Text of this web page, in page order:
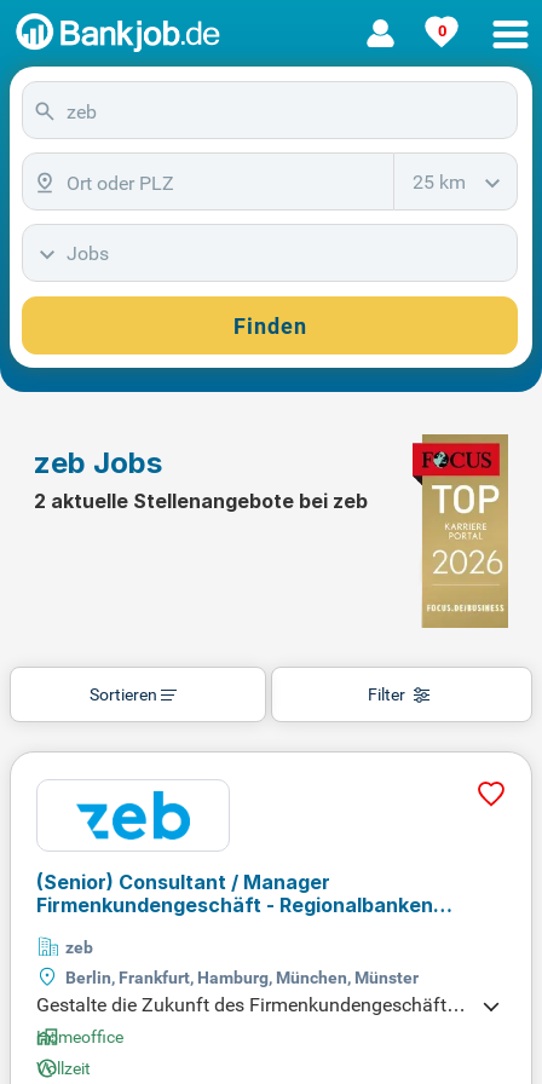
0
25 km
Jobs
Finden
zeb Jobs
2 aktuelle Stellenangebote bei zeb
Filter
Sortieren
(Senior) Consultant / Manager
Firmenkundengeschäft - Regionalbanken
zeb
Berlin, Frankfurt, Hamburg, München, Münster
Gestalte die Zukunft des Firmenkundengeschäfts i
n Sparkassen und Genossenschaftsbanken aktiv
mit! In einem dynamischen Team entwickelst du in
Homeoffice
Vollzeit